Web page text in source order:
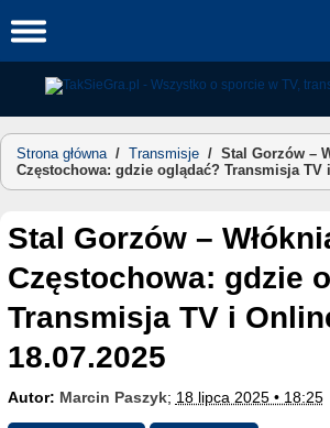
to
Strona główna/ Transmisje / Stal Gorzów –
Częstochowa: gdzie oglądać? Transmisja TV
Stal Gorzów – Włókniarz
Częstochowa: gdzie
Transmisja TV i
18.07.2025
Autor: Marcin Paszyk; 18 lipca 2025 • 18:25